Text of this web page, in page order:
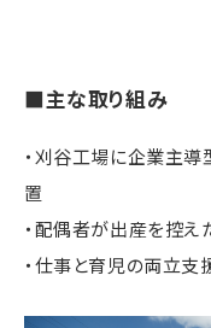
■主な取り組み
・刈谷工場に企業主導
置
・配偶者が出産を控
・仕事と育児の両立